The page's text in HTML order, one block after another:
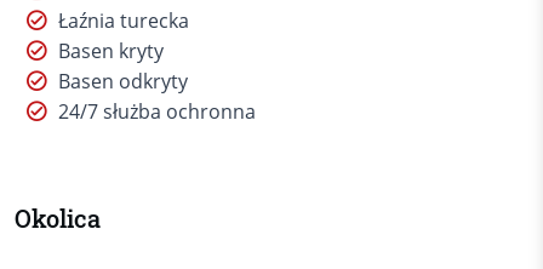
Łaźnia turecka
Basen kryty
Basen odkryty
24/7 służba ochronna
Okolica